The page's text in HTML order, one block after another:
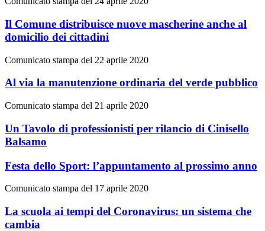
Il Comune distribuisce nuove mascherine anche al
domicilio dei cittadini
Comunicato stampa del 22 aprile 2020
Al via la manutenzione ordinaria del verde pubblico
Comunicato stampa del 21 aprile 2020
Un Tavolo di professionisti per rilancio di Cinisello
Balsamo
Festa dello Sport: l’appuntamento al prossimo anno
Comunicato stampa del 17 aprile 2020
La scuola ai tempi del Coronavirus: un sistema che
cambia